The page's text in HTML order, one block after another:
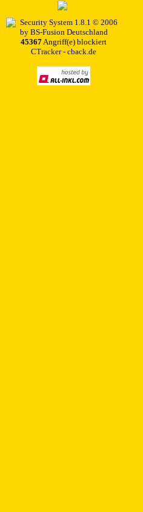
45367Angriff(e) blockiert
CTracker - cback.de